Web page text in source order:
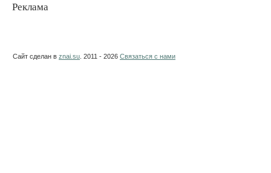
Реклама
Сайт сделан в znai.su . 2011 - 2026 Связаться с нами